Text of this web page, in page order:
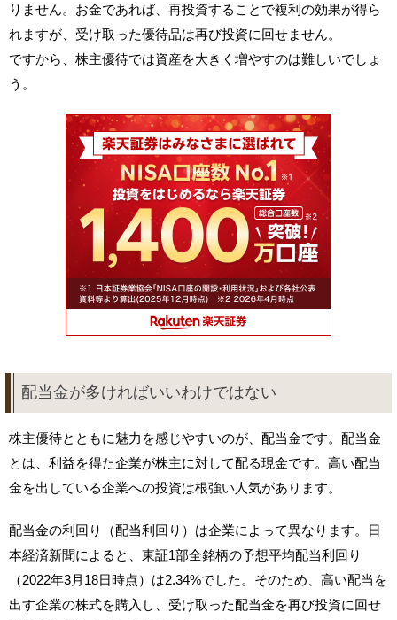
りません。お金であれば、再投資することで複利の効果が得ら
れますが、受け取った優待品は再び投資に回せません。
ですから、株主優待では資産を大きく増やすのは難しいでしょ
う。
配当金が多ければいいわけではない
株主優待とともに魅力を感じやすいのが、配当金です。配当金
とは、利益を得た企業が株主に対して配る現金です。高い配当
金を出している企業への投資は根強い人気があります。
配当金の利回り（配当利回り）は企業によって異なります。日
本経済新聞によると、東証1部全銘柄の予想平均配当利回り
（2022年3月18日時点）は2.34%でした。そのため、高い配当を
出す企業の株式を購入し、受け取った配当金を再び投資に回せ